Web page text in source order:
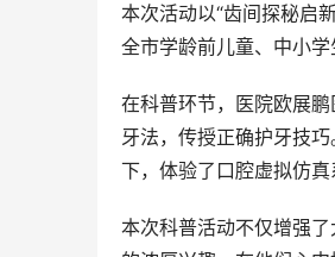
本次活动以“齿间探秘启
全市学龄前儿童、中小学
在科普环节，医院欧展
牙法，传授正确护牙技
下，体验了口腔虚拟仿真
本次科普活动不仅增强